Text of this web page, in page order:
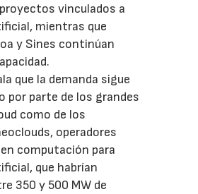
vinculados a
mientras que
y Sines continúan
que la demanda sigue
por parte de los grandes
como de los
operadores
computación para
que habrían
350 y 500 MW de